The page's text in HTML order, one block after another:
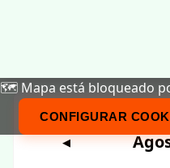
🗺️ Mapa está bloqueado
CONFIGURAR
◀